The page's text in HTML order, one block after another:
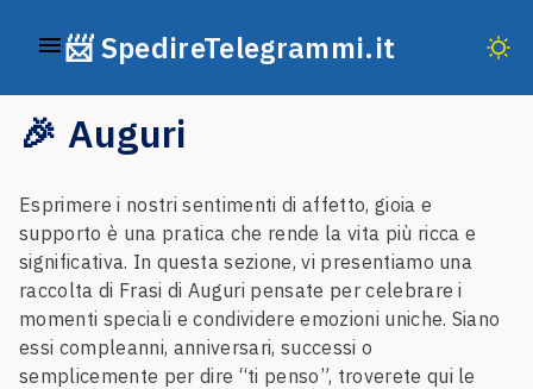
📨 SpedireTelegrammi.it
🎉 Auguri
Esprimere i nostri sentimenti di affetto, gioia e
supporto è una pratica che rende la vita più ricca e
significativa. In questa sezione, vi presentiamo una
raccolta di Frasi di Auguri pensate per celebrare i
momenti speciali e condividere emozioni uniche. Siano
essi compleanni, anniversari, successi o
semplicemente per dire “ti penso”, troverete qui le